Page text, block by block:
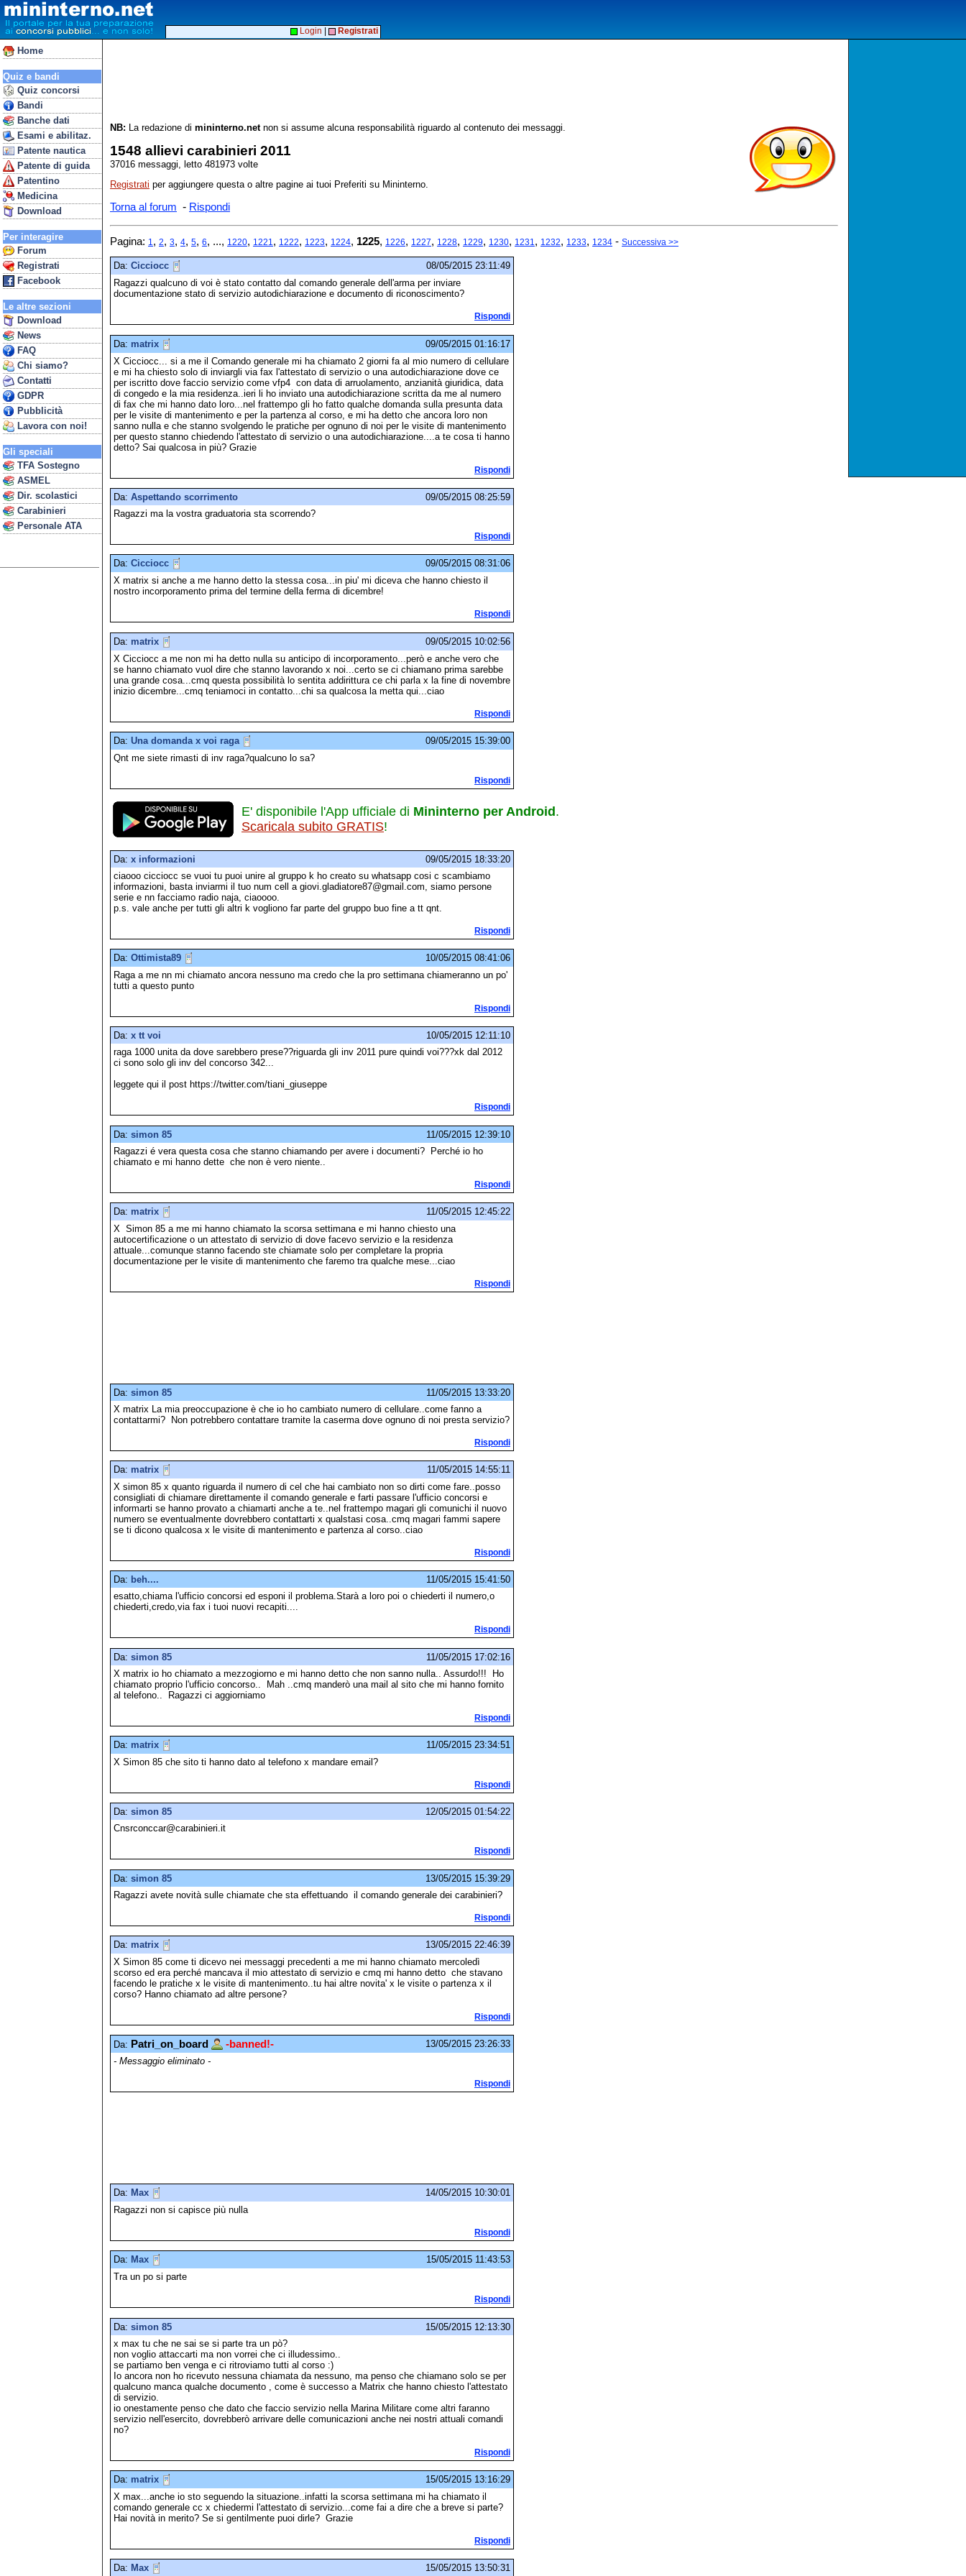
Home
Quiz e bandi
Quiz concorsi
Bandi
Banche dati
Esami e abilitaz.
Patente nautica
Patente di guida
Patentino
Medicina
Download
Per interagire
Forum
Registrati
Facebook
Le altre sezioni
Download
News
FAQ
Chi siamo?
Contatti
GDPR
Pubblicità
Lavora con noi!
Gli speciali
TFA Sostegno
ASMEL
Dir. scolastici
Carabinieri
Personale ATA
Login Registrati
NB: La redazione di mininterno.netnon si assume alcuna responsabilità riguardo al contenuto dei messaggi.
1548 allievi carabinieri 2011
37016 messaggi, letto 481973 volte
Registrati per aggiungere questa o altre pagine ai tuoi Preferiti su Mininterno.
Torna al forum - Rispondi
Pagina: 1, 2, 3, 4, 5, 6, ..., 1220, 1221, 1222, 1223, 1224, 1225, 1226, 1227, 1228, 1229, 1230, 1231, 1232, 1233, 1234 - Successiva >>
Da: Cicciocc
08/05/2015 23:11:49
Ragazzi qualcuno di voi è stato contatto dal comando generale dell'arma per inviare
documentazione stato di servizio autodichiarazione e documento di riconoscimento?
Rispondi
Da: matrix
09/05/2015 01:16:17
X Cicciocc... si a me il Comando generale mi ha chiamato 2 giorni fa al mio numero di cellulare
e mi ha chiesto solo di inviargli via fax l'attestato di servizio o una autodichiarazione dove ce
per iscritto dove faccio servizio come vfp4 con data di arruolamento, anzianità giuridica, data
di congedo e la mia residenza..ieri li ho inviato una autodichiarazione scritta da me al numero
di fax che mi hanno dato loro...nel frattempo gli ho fatto qualche domanda sulla presunta data
per le visite di mantenimento e per la partenza al corso, e mi ha detto che ancora loro non
sanno nulla e che stanno svolgendo le pratiche per ognuno di noi per le visite di mantenimento
per questo stanno chiedendo l'attestato di servizio o una autodichiarazione....a te cosa ti hanno
detto? Sai qualcosa in più? Grazie
Rispondi
Da: Aspettando scorrimento
09/05/2015 08:25:59
Ragazzi ma la vostra graduatoria sta scorrendo?
Rispondi
Da: Cicciocc
09/05/2015 08:31:06
X matrix si anche a me hanno detto la stessa cosa...in piu' mi diceva che hanno chiesto il
nostro incorporamento prima del termine della ferma di dicembre!
Rispondi
Da: matrix
09/05/2015 10:02:56
X Cicciocc a me non mi ha detto nulla su anticipo di incorporamento...però e anche vero che
se hanno chiamato vuol dire che stanno lavorando x noi...certo se ci chiamano prima sarebbe
una grande cosa...cmq questa possibilità lo sentita addirittura ce chi parla x la fine di novembre
inizio dicembre...cmq teniamoci in contatto...chi sa qualcosa la metta qui...ciao
Rispondi
Da: Una domanda x voi raga
09/05/2015 15:39:00
Qnt me siete rimasti di inv raga?qualcuno lo sa?
Rispondi
E' disponibile l'App ufficiale di Mininterno per Android .
Scaricala subito GRATIS!
Da: x informazioni
09/05/2015 18:33:20
ciaooo cicciocc se vuoi tu puoi unire al gruppo k ho creato su whatsapp cosi c scambiamo
informazioni, basta inviarmi il tuo num cell a giovi.gladiatore87@gmail.com, siamo persone
serie e nn facciamo radio naja, ciaoooo.
p.s. vale anche per tutti gli altri k vogliono far parte del gruppo buo fine a tt qnt.
Rispondi
Da: Ottimista89
10/05/2015 08:41:06
Raga a me nn mi chiamato ancora nessuno ma credo che la pro settimana chiameranno un po'
tutti a questo punto
Rispondi
Da: x tt voi
10/05/2015 12:11:10
raga 1000 unita da dove sarebbero prese??riguarda gli inv 2011 pure quindi voi???xk dal 2012
ci sono solo gli inv del concorso 342...
leggete qui il post https://twitter.com/tiani_giuseppe
Rispondi
Da: simon 85
11/05/2015 12:39:10
Ragazzi é vera questa cosa che stanno chiamando per avere i documenti? Perché io ho
chiamato e mi hanno dette che non è vero niente..
Rispondi
Da: matrix
11/05/2015 12:45:22
X Simon 85 a me mi hanno chiamato la scorsa settimana e mi hanno chiesto una
autocertificazione o un attestato di servizio di dove facevo servizio e la residenza
attuale...comunque stanno facendo ste chiamate solo per completare la propria
documentazione per le visite di mantenimento che faremo tra qualche mese...ciao
Rispondi
Da: simon 85
11/05/2015 13:33:20
X matrix La mia preoccupazione è che io ho cambiato numero di cellulare..come fanno a
contattarmi? Non potrebbero contattare tramite la caserma dove ognuno di noi presta servizio?
Rispondi
Da: matrix
11/05/2015 14:55:11
X simon 85 x quanto riguarda il numero di cel che hai cambiato non so dirti come fare..posso
consigliati di chiamare direttamente il comando generale e farti passare l'ufficio concorsi e
informarti se hanno provato a chiamarti anche a te..nel frattempo magari gli comunichi il nuovo
numero se eventualmente dovrebbero contattarti x qualstasi cosa..cmq magari fammi sapere
se ti dicono qualcosa x le visite di mantenimento e partenza al corso..ciao
Rispondi
Da: beh....
11/05/2015 15:41:50
esatto,chiama l'ufficio concorsi ed esponi il problema.Starà a loro poi o chiederti il numero,o
chiederti,credo,via fax i tuoi nuovi recapiti....
Rispondi
Da: simon 85
11/05/2015 17:02:16
X matrix io ho chiamato a mezzogiorno e mi hanno detto che non sanno nulla.. Assurdo!!! Ho
chiamato proprio l'ufficio concorso.. Mah ..cmq manderò una mail al sito che mi hanno fornito
al telefono.. Ragazzi ci aggiorniamo
Rispondi
Da: matrix
11/05/2015 23:34:51
X Simon 85 che sito ti hanno dato al telefono x mandare email?
Rispondi
Da: simon 85
12/05/2015 01:54:22
Cnsrconccar@carabinieri.it
Rispondi
Da: simon 85
13/05/2015 15:39:29
Ragazzi avete novità sulle chiamate che sta effettuando il comando generale dei carabinieri?
Rispondi
Da: matrix
13/05/2015 22:46:39
X Simon 85 come ti dicevo nei messaggi precedenti a me mi hanno chiamato mercoledì
scorso ed era perché mancava il mio attestato di servizio e cmq mi hanno detto che stavano
facendo le pratiche x le visite di mantenimento..tu hai altre novita' x le visite o partenza x il
corso? Hanno chiamato ad altre persone?
Rispondi
Da: Patri_on_board -banned!-
13/05/2015 23:26:33
- Messaggio eliminato -
Rispondi
Da: Max
14/05/2015 10:30:01
Ragazzi non si capisce più nulla
Rispondi
Da: Max
15/05/2015 11:43:53
Tra un po si parte
Rispondi
Da: simon 85
15/05/2015 12:13:30
x max tu che ne sai se si parte tra un pò?
non voglio attaccarti ma non vorrei che ci illudessimo..
se partiamo ben venga e ci ritroviamo tutti al corso :)
Io ancora non ho ricevuto nessuna chiamata da nessuno, ma penso che chiamano solo se per
qualcuno manca qualche documento , come è successo a Matrix che hanno chiesto l'attestato
di servizio.
io onestamente penso che dato che faccio servizio nella Marina Militare come altri faranno
servizio nell'esercito, dovrebberò arrivare delle comunicazioni anche nei nostri attuali comandi
no?
Rispondi
Da: matrix
15/05/2015 13:16:29
X max...anche io sto seguendo la situazione..infatti la scorsa settimana mi ha chiamato il
comando generale cc x chiedermi l'attestato di servizio...come fai a dire che a breve si parte?
Hai novità in merito? Se si gentilmente puoi dirle? Grazie
Rispondi
Da: Max 15/05/2015 13:50:31